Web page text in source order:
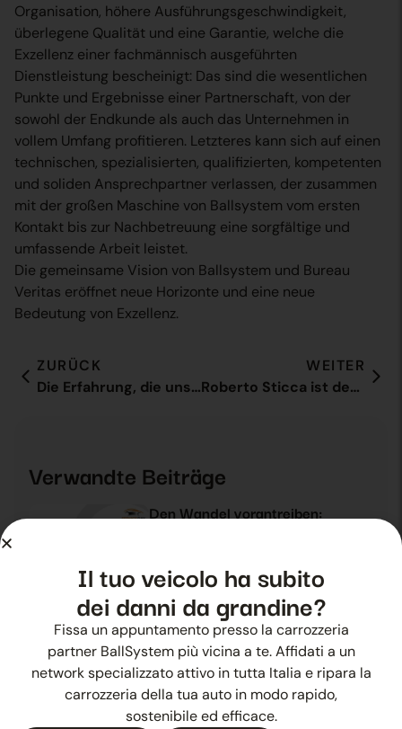
Organisation, höhere Ausführungsgeschwindigkeit,
überlegene Qualität und eine Garantie, welche die
Exzellenz einer fachmännisch ausgeführten
Dienstleistung bescheinigt: Das sind die wesentlichen
Punkte und Ergebnisse einer Partnerschaft, von der
sowohl der Endkunde als auch das Unternehmen in
vollem Umfang profitieren. Letzteres kann sich auf einen
technischen, spezialisierten, qualifizierten, kompetenten
und soliden Ansprechpartner verlassen, der zusammen
mit der großen Maschine von Ballsystem vom ersten
Kontakt bis zur Nachbetreuung eine sorgfältige und
umfassende Arbeit leistet.
Die gemeinsame Vision von Ballsystem und Bureau
Veritas eröffnet neue Horizonte und eine neue
Bedeutung von Exzellenz.
ZURÜCK
Die Erfahrung, die uns weiterbringt
WEITER
Roberto Sticca ist der neue CEO von Ballsystem
Verwandte Beiträge
Den Wandel vorantreiben:
Die Ballsystem-Methode im
Mittelpunkt des Service Day
25 Oktober 2025 Neuheiten
Il tuo veicolo ha subito
dei danni da grandine?
Fissa un appuntamento presso la carrozzeria
partner BallSystem più vicina a te. Affidati a un
network specializzato attivo in tutta Italia e ripara la
carrozzeria della tua auto in modo rapido,
sostenibile ed efficace.